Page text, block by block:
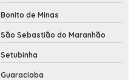
Bonito de Minas
São Sebastião do Maranhão
Setubinha
Guaraciaba